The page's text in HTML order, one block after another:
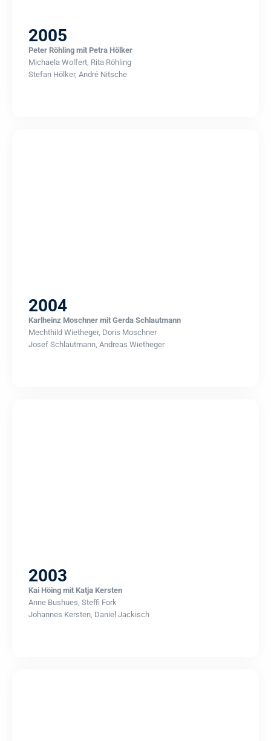
2005
Peter Röhling mit Petra Hölker
Michaela Wolfert, Rita Röhling
Stefan Hölker, André Nitsche
2004
Karlheinz Moschner mit Gerda Schlautmann
Mechthild Wietheger, Doris Moschner
Josef Schlautmann, Andreas Wietheger
2003
Kai Höing mit Katja Kersten
Anne Bushues, Steffi Fork
Johannes Kersten, Daniel Jackisch